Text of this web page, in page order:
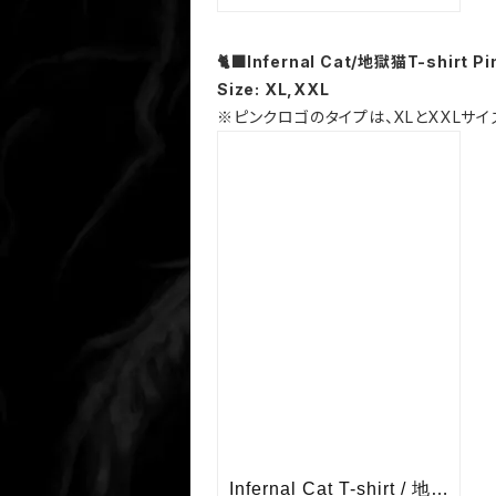
🐈‍⬛Infernal Cat/地獄猫T-shirt
Size: XL,XXL
※ピンクロゴのタイプは、XLとXXLサイ